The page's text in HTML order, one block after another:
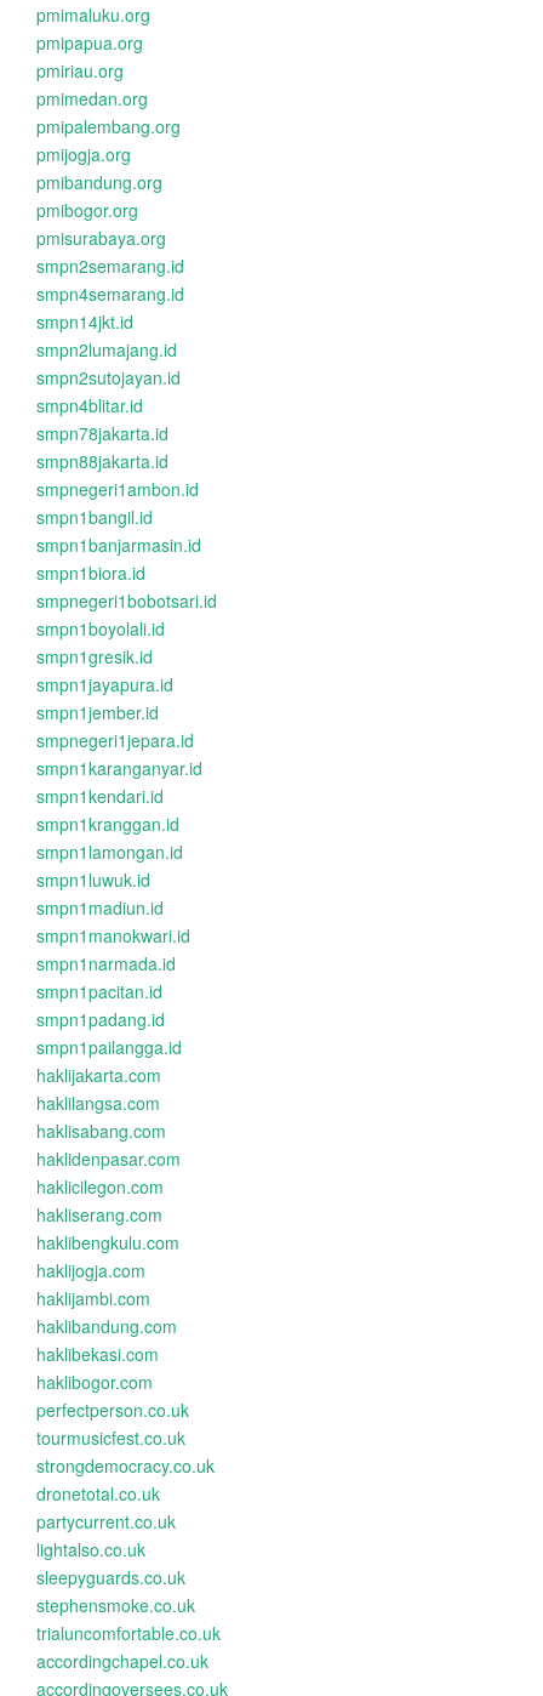
pmimaluku.org
pmipapua.org
pmiriau.org
pmimedan.org
pmipalembang.org
pmijogja.org
pmibandung.org
pmibogor.org
pmisurabaya.org
smpn2semarang.id
smpn4semarang.id
smpn14jkt.id
smpn2lumajang.id
smpn2sutojayan.id
smpn4blitar.id
smpn78jakarta.id
smpn88jakarta.id
smpnegeri1ambon.id
smpn1bangil.id
smpn1banjarmasin.id
smpn1biora.id
smpnegeri1bobotsari.id
smpn1boyolali.id
smpn1gresik.id
smpn1jayapura.id
smpn1jember.id
smpnegeri1jepara.id
smpn1karanganyar.id
smpn1kendari.id
smpn1kranggan.id
smpn1lamongan.id
smpn1luwuk.id
smpn1madiun.id
smpn1manokwari.id
smpn1narmada.id
smpn1pacitan.id
smpn1padang.id
smpn1pailangga.id
haklijakarta.com
haklilangsa.com
haklisabang.com
haklidenpasar.com
haklicilegon.com
hakliserang.com
haklibengkulu.com
haklijogja.com
haklijambi.com
haklibandung.com
haklibekasi.com
haklibogor.com
perfectperson.co.uk
tourmusicfest.co.uk
strongdemocracy.co.uk
dronetotal.co.uk
partycurrent.co.uk
lightalso.co.uk
sleepyguards.co.uk
stephensmoke.co.uk
trialuncomfortable.co.uk
accordingchapel.co.uk
accordingoversees.co.uk